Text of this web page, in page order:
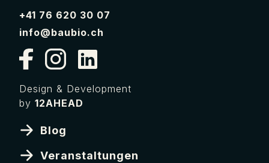
+41 76 620 30 07
info@baubio.ch
Design & Development
by 12AHEAD
Blog
Veranstaltungen